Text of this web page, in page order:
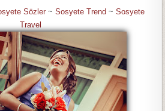
Sözler ~ Sosyete Trend ~ Sosyete
Travel